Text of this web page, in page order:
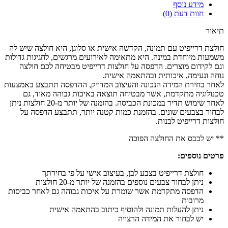
מידע נוסף
חוות דעת (0)
תיאור
חולצת דרייפיט עם תמונה, הקדשה אישית או סלוגן, היא חולצה שיש לה
משמעות מיוחדת במינה. היא מתאימה לאירועים מרגשים, לחגיגות גדולות
וגם לקידום מוצרים. הדפסה על חולצות דרייפיט מבטיחה לכם חולצה
נוחה ונעימה, איכותית ובהתאמה אישית.
לאחר בחירת המידה הנכונה והעיצוב המדויק, ההדפסה תתבצע באמצעות
טכנולוגיה מתקדמת, אשר מבטיחה תוצאה באיכות גבוהה מאוד, גם
לאחר שימוש תדיר במכונת הכביסה. בהזמנה של יותר מ-20 חולצות ניתן
לבחור בצבעים שונים. בהזמנת כמות קטנה יותר, תתבצע הדפסה על
חולצות דרייפיט לבנות.
** יש לכבס את החולצה הפוכה
פרטים נוספים:
חולצת דרייפיט בצבע לבן, בעיצוב אישי על פי בחירתך
ניתן לבחור צבעים נוספים בהזמנה של יותר מ-20 חולצות
הדפסה מתקדמת אשר שומרת על איכות גבוהה גם לאחר כביסות
מרובות
ניתן להעלות תמונה ולהוסיף כיתוב בהתאמה אישית
יש לבחור את המידה הרצויה